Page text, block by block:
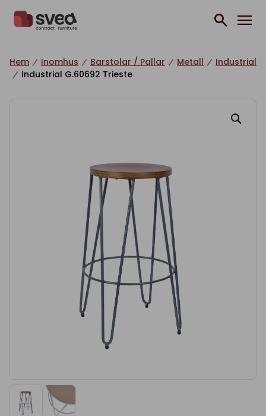
Hem Inomhus Barstolar / Pallar Metall
Industrial
Industrial G.60692 Trieste